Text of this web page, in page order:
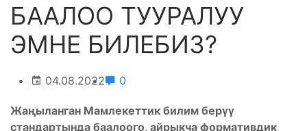
БААЛОО ТУУРАЛУУ
ЭМНЕ БИЛЕБИЗ?
04.08.2022 0
Жаңыланган Мамлекеттик билим берүү
стандартында баалоого, айрыкча формативдик